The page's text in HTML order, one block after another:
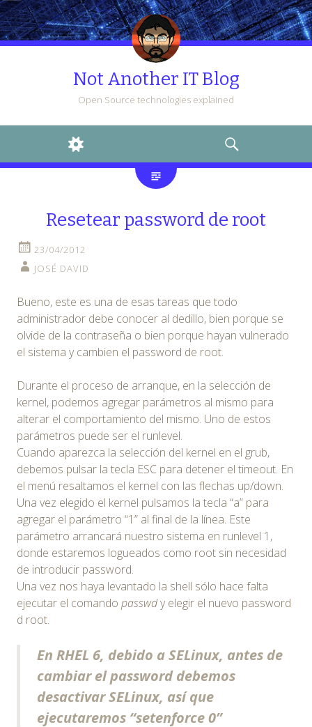
Not Another IT Blog
Open Source technologies explained
WIDGETS
SEARCH
Resetear password de root
23/04/2012
JOSÉ DAVID
Bueno, este es una de esas tareas que todo
administrador debe conocer al dedillo, bien porque se
olvide de la contraseña o bien porque hayan vulnerado
el sistema y cambien el password de root.
Durante el proceso de arranque, en la selección de
kernel, podemos agregar parámetros al mismo para
alterar el comportamiento del mismo. Uno de estos
parámetros puede ser el runlevel.
Cuando aparezca la selección del kernel en el grub,
debemos pulsar la tecla ESC para detener el timeout. En
el menú resaltamos el kernel con las flechas up/down.
Una vez elegido el kernel pulsamos la tecla “a” para
agregar el parámetro “1” al final de la línea. Este
parámetro arrancará nuestro sistema en runlevel 1,
donde estaremos logueados como root sin necesidad
de introducir password.
Una vez nos haya levantado la shell sólo hace falta
ejecutar el comando passwdy elegir el nuevo password
d root.
En RHEL 6, debido a SELinux, antes de
cambiar el password debemos
desactivar SELinux, así que
ejecutaremos “setenforce 0”